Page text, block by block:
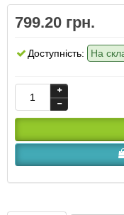
799.20 грн.
Доступність: На